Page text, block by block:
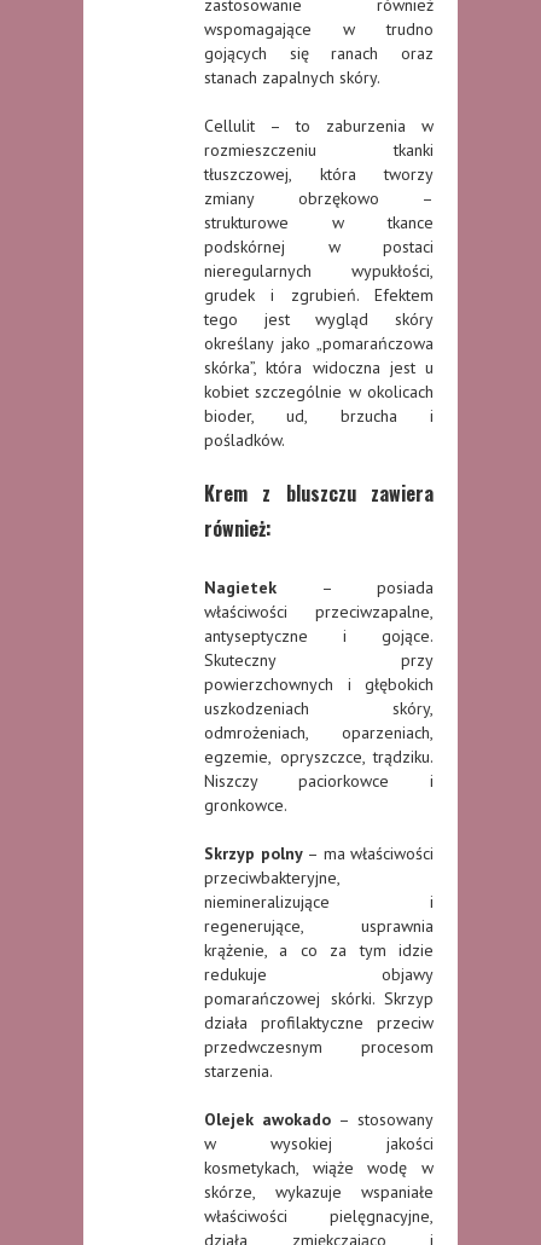
zastosowanie również
wspomagające w trudno
gojących się ranach oraz
stanach zapalnych skóry.
Cellulit – to zaburzenia w
rozmieszczeniu tkanki
tłuszczowej, która tworzy
zmiany obrzękowo –
strukturowe w tkance
podskórnej w postaci
nieregularnych wypukłości,
grudek i zgrubień. Efektem
tego jest wygląd skóry
określany jako „pomarańczowa
skórka”, która widoczna jest u
kobiet szczególnie w okolicach
bioder, ud, brzucha i
pośladków.
Krem z bluszczu zawiera
również:
Nagietek – posiada
właściwości przeciwzapalne,
antyseptyczne i gojące.
Skuteczny przy
powierzchownych i głębokich
uszkodzeniach skóry,
odmrożeniach, oparzeniach,
egzemie, opryszczce, trądziku.
Niszczy paciorkowce i
gronkowce.
Skrzyp polny– ma właściwości
przeciwbakteryjne,
niemineralizujące i
regenerujące, usprawnia
krążenie, a co za tym idzie
redukuje objawy
pomarańczowej skórki. Skrzyp
działa profilaktyczne przeciw
przedwczesnym procesom
starzenia.
Olejek awokado – stosowany
w wysokiej jakości
kosmetykach, wiąże wodę w
skórze, wykazuje wspaniałe
właściwości pielęgnacyjne,